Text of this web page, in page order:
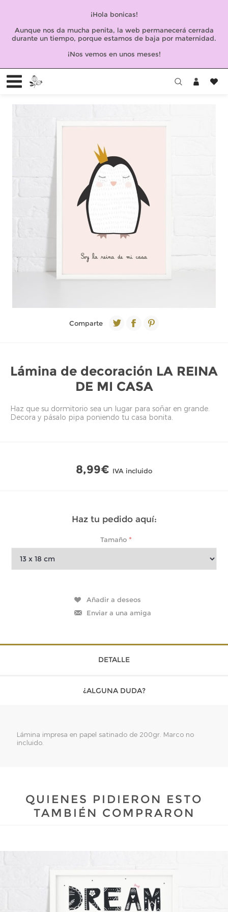
¡Hola bonicas!
Aunque nos da mucha penita, la web permanecerá cerrada
durante un tiempo, porque estamos de baja por maternidad.
¡Nos vemos en unos meses!
Comparte
Lámina de decoración LA REINA
DE MI CASA
Haz que su dormitorio sea un lugar para soñar en grande.
Decora y pásalo pipa poniendo tu casa bonita.
8,99€ IVA incluido
Haz tu pedido aquí:
Tamaño *
DETALLE
¿ALGUNA DUDA?
Lámina impresa en papel satinado de 200gr. Marco no
incluido.
QUIENES PIDIERON ESTO
TAMBIÉN COMPRARON